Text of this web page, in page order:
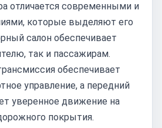
отличается современными и
которые выделяют его
салон обеспечивает
так и пассажирам.
обеспечивает
управление, а передний
уверенное движение на
покрытия.